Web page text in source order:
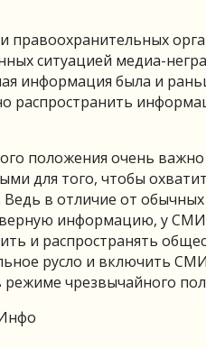
правоохранительных
ситуацией медиа-
информация была и
распространить
положения очень
для того, чтобы
в отличие от
информацию, у СМИ
и распространять
русло и включить
чрезвычайного